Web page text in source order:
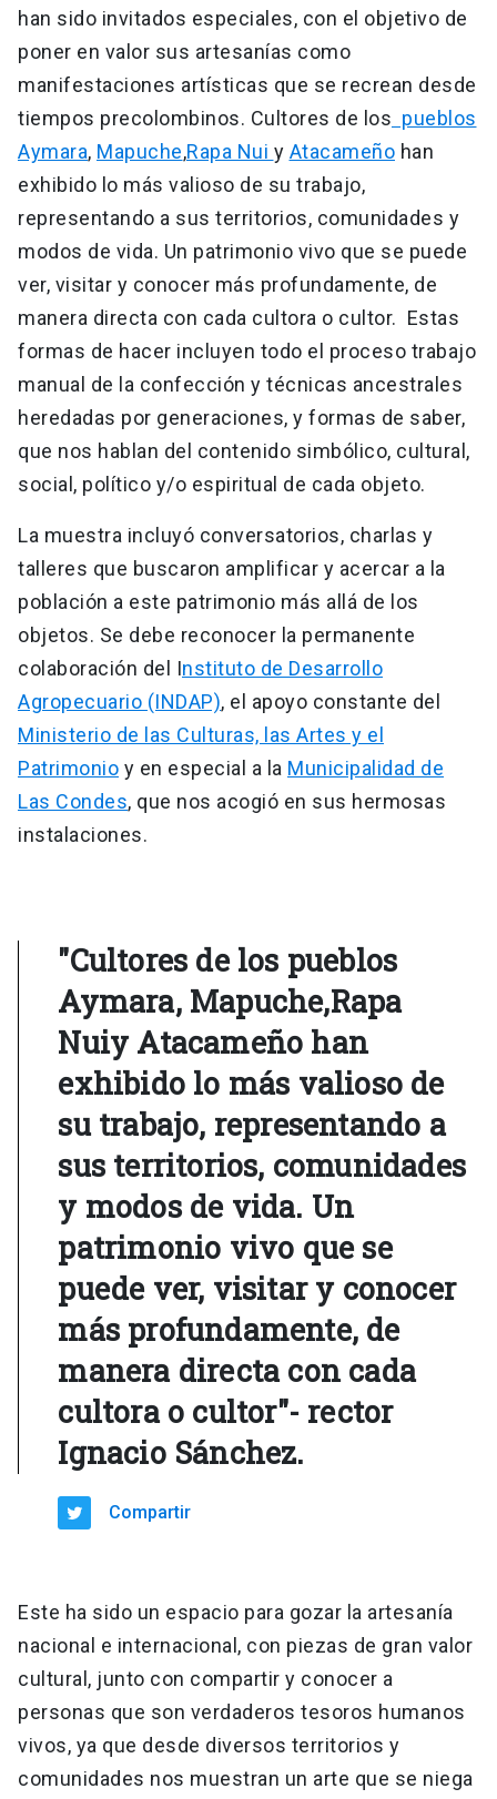
han sido invitados especiales, con el objetivo de
poner en valor sus artesanías como
manifestaciones artísticas que se recrean desde
tiempos precolombinos. Cultores de los pueblos
Aymara, Mapuche,Rapa Nui y Atacameño han
exhibido lo más valioso de su trabajo,
representando a sus territorios, comunidades y
modos de vida. Un patrimonio vivo que se puede
ver, visitar y conocer más profundamente, de
manera directa con cada cultora o cultor. Estas
formas de hacer incluyen todo el proceso trabajo
manual de la confección y técnicas ancestrales
heredadas por generaciones, y formas de saber,
que nos hablan del contenido simbólico, cultural,
social, político y/o espiritual de cada objeto.
La muestra incluyó conversatorios, charlas y
talleres que buscaron amplificar y acercar a la
población a este patrimonio más allá de los
objetos. Se debe reconocer la permanente
colaboración del Instituto de Desarrollo
Agropecuario (INDAP), el apoyo constante del
Ministerio de las Culturas, las Artes y el
Patrimonio y en especial a la Municipalidad de
Las Condes, que nos acogió en sus hermosas
instalaciones.
"Cultores de los pueblos
Aymara, Mapuche,Rapa
Nuiy Atacameño han
exhibido lo más valioso de
su trabajo, representando a
sus territorios, comunidades
y modos de vida. Un
patrimonio vivo que se
puede ver, visitar y conocer
más profundamente, de
manera directa con cada
cultora o cultor"- rector
Ignacio Sánchez.
Compartir
Este ha sido un espacio para gozar la artesanía
nacional e internacional, con piezas de gran valor
cultural, junto con compartir y conocer a
personas que son verdaderos tesoros humanos
vivos, ya que desde diversos territorios y
comunidades nos muestran un arte que se niega